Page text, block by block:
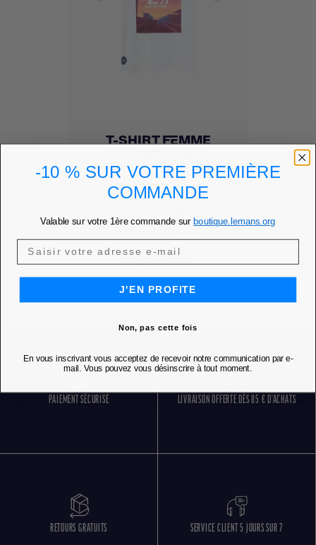
T-SHIRT FEMME
favorite Ajouter à mes favoris
25,50 €
DÉCOUVRIR
PAIEMENT SÉCURISÉ LIVRAISON OFFERTE DÈS 85 € D'ACHATS
RETOURS GRATUITS SERVICE CLIENT 5 JOURS SUR 7
-10 % SUR VOTRE PREMIÈRE
COMMANDE
Valable sur votre 1ère commande sur boutique.lemans.org
J'EN PROFITE
Non, pas cette fois
En vous inscrivant vous acceptez de recevoir notre communication par e-
mail. Vous pouvez vous désinscrire à tout moment.